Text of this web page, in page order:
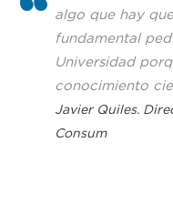
algo que hay
fundamental
Universidad
conocimiento
Javier Quiles.
Consum